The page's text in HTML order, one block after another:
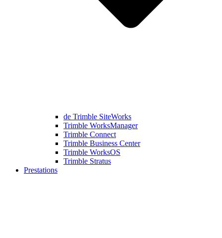
de Trimble SiteWorks
Trimble WorksManager
Trimble Connect
Trimble Business Center
Trimble WorksOS
Trimble Stratus
Prestations